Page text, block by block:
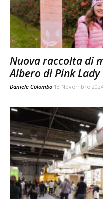
Nuova raccolta di
Albero di Pink Lady
Daniele Colombo 13 Novembre